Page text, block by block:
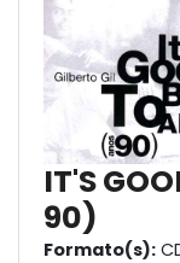
IT'S
90)
Formato(s):